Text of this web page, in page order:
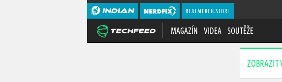
REALMERCH.STORE
MAGAZÍN VIDEA SOUTĚŽE